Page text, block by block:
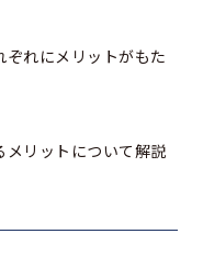
れにメリットがもた
メリットについて解説